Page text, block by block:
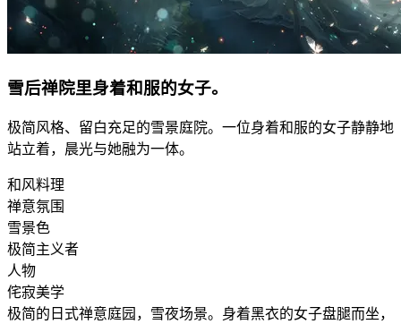
雪后禅院里身着和服的女子。
极简风格、留白充足的雪景庭院。一位身着和服的女子静静地
站立着，晨光与她融为一体。
和风料理
禅意氛围
雪景色
极简主义者
人物
侘寂美学
极简的日式禅意庭园，雪夜场景。身着黑衣的女子盘腿而坐，